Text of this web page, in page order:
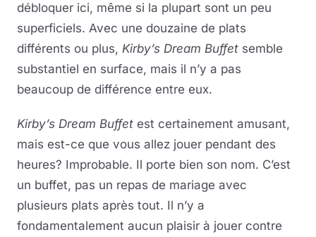
débloquer ici, même si la plupart sont un peu
superficiels. Avec une douzaine de plats
différents ou plus, Kirby’s Dream Buffet semble
substantiel en surface, mais il n’y a pas
beaucoup de différence entre eux.
Kirby’s Dream Buffet est certainement amusant,
mais est-ce que vous allez jouer pendant des
heures? Improbable. Il porte bien son nom. C’est
un buffet, pas un repas de mariage avec
plusieurs plats après tout. Il n’y a
fondamentalement aucun plaisir à jouer contre